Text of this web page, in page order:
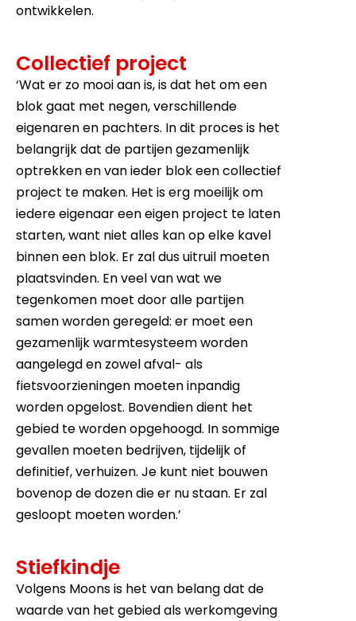
ontwikkelen.
Collectief project
‘Wat er zo mooi aan is, is dat het om een
blok gaat met negen, verschillende
eigenaren en pachters. In dit proces is het
belangrijk dat de partijen gezamenlijk
optrekken en van ieder blok een collectief
project te maken. Het is erg moeilijk om
iedere eigenaar een eigen project te laten
starten, want niet alles kan op elke kavel
binnen een blok. Er zal dus uitruil moeten
plaatsvinden. En veel van wat we
tegenkomen moet door alle partijen
samen worden geregeld: er moet een
gezamenlijk warmtesysteem worden
aangelegd en zowel afval- als
fietsvoorzieningen moeten inpandig
worden opgelost. Bovendien dient het
gebied te worden opgehoogd. In sommige
gevallen moeten bedrijven, tijdelijk of
definitief, verhuizen. Je kunt niet bouwen
bovenop de dozen die er nu staan. Er zal
gesloopt moeten worden.’
Stiefkindje
Volgens Moons is het van belang dat de
waarde van het gebied als werkomgeving